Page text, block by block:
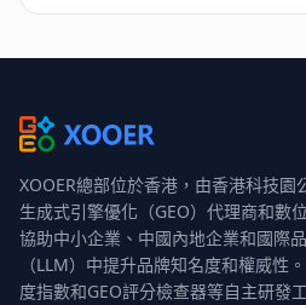
XOOER總部位於香港，由香港科技園
生成式引擎優化（GEO）代理商和數
協助中小企業、中國內地企業和國際
（LLM）中提升品牌知名度和權威性
度指數和GEO評分檢查器等自主研發